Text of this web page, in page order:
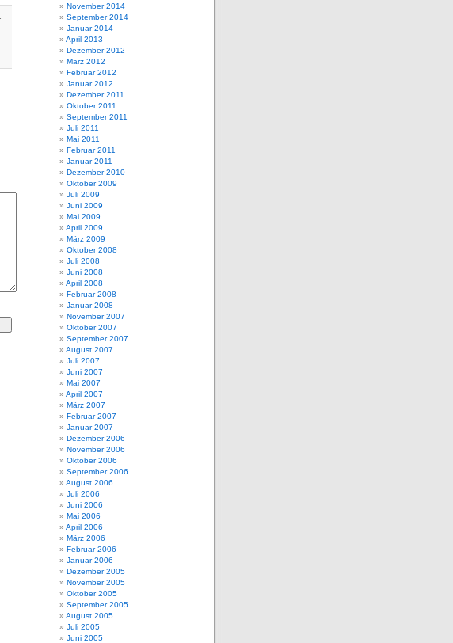
November 2014
September 2014
Januar 2014
April 2013
Dezember 2012
März 2012
Februar 2012
Januar 2012
Dezember 2011
Oktober 2011
September 2011
Juli 2011
Mai 2011
Februar 2011
Januar 2011
Dezember 2010
Oktober 2009
Juli 2009
Juni 2009
Mai 2009
April 2009
März 2009
Oktober 2008
Juli 2008
Juni 2008
April 2008
Februar 2008
Januar 2008
November 2007
Oktober 2007
September 2007
August 2007
Juli 2007
Juni 2007
Mai 2007
April 2007
März 2007
Februar 2007
Januar 2007
Dezember 2006
November 2006
Oktober 2006
September 2006
August 2006
Juli 2006
Juni 2006
Mai 2006
April 2006
März 2006
Februar 2006
Januar 2006
Dezember 2005
November 2005
Oktober 2005
September 2005
August 2005
Juli 2005
Juni 2005